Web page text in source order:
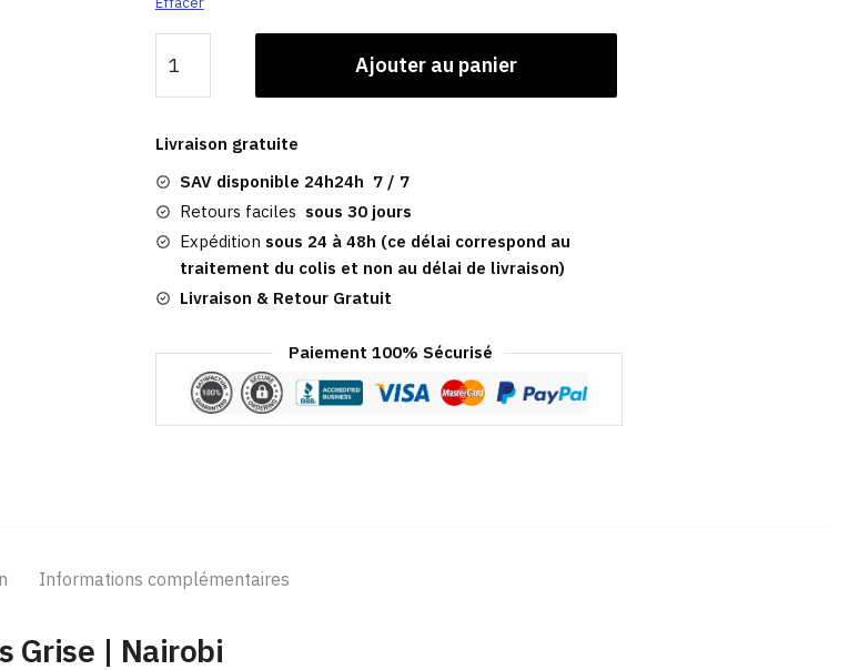
de
Casquette
Pants
Grise
|
Nairobi
Ajouter au panier
Livraison gratuite
SAV disponible 24h24h 7 / 7
Retours faciles sous 30 jours
Expédition sous 24 à 48h (ce délai correspond au
traitement du colis et non au délai de livraison)
Livraison & Retour Gratuit
Paiement 100% Sécurisé
Informations complémentaires
Grise | Nairobi